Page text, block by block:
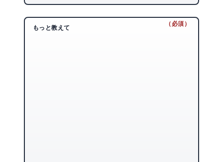
もっと教えて （必須）